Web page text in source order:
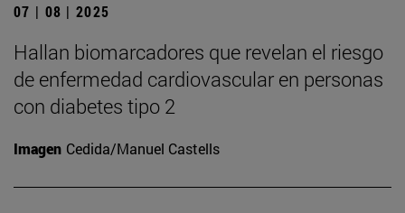
07 | 08 | 2025
Hallan biomarcadores que revelan el riesgo
de enfermedad cardiovascular en personas
con diabetes tipo 2
Imagen Cedida/Manuel Castells